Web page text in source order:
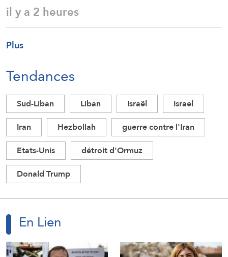
il y a 2 heures
Plus
Tendances
Sud-Liban Liban Israël
Israel
Iran
Hezbollah
guerre contre l'Iran
Etats-Unis
détroit d'Ormuz
Donald Trump
En Lien